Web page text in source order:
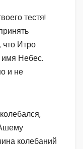
тестя!
что Итро
Небес.
и не
колебаний